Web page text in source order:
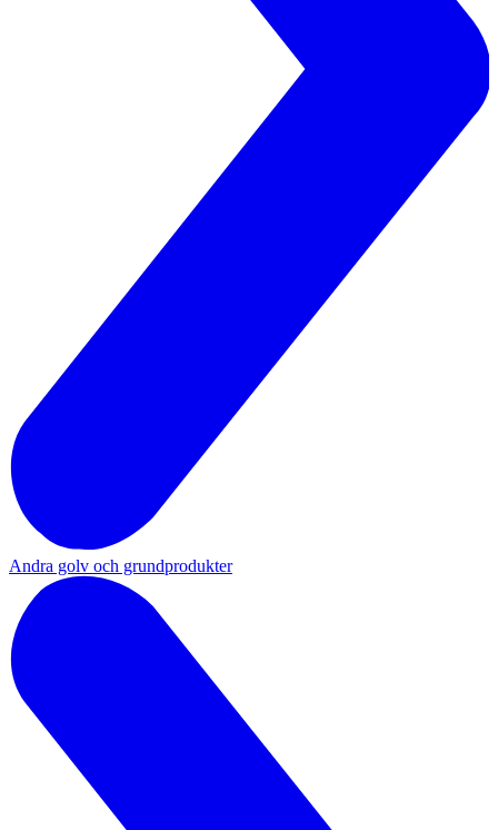
Andra golv och grundprodukter